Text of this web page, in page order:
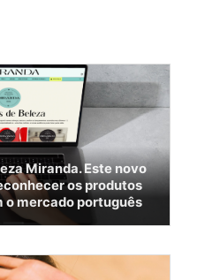
Miranda. Este novo
os produtos
o mercado português